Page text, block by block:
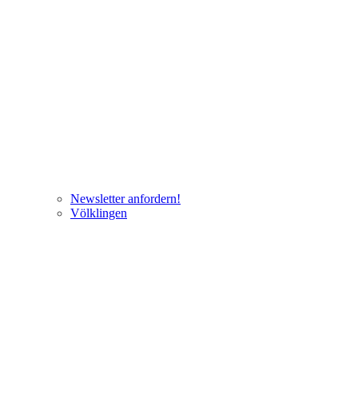
Newsletter anfordern!
Völklingen